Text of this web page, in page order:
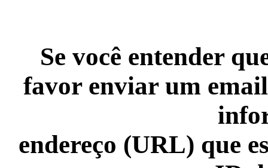
Se você entender
favor enviar um
endereço (URL) que